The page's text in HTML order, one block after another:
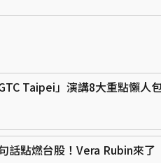
Taipei」演講8大重點懶人
話點燃台股！Vera Rubin來